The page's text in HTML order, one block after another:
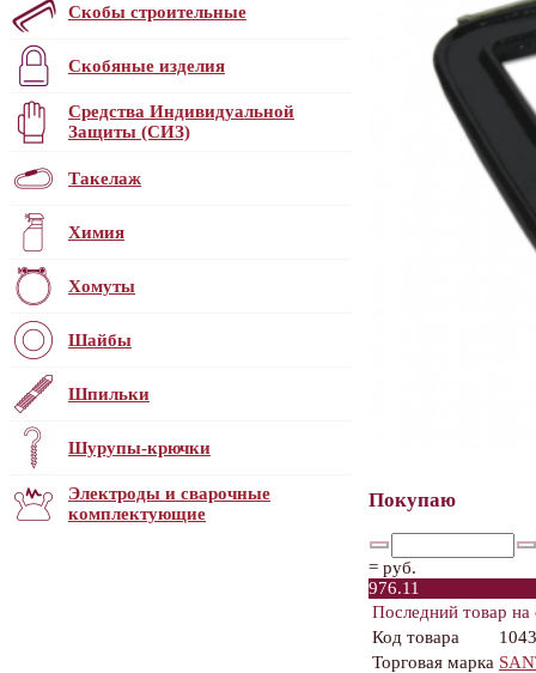
Скобы строительные
Скобяные изделия
Средства Индивидуальной
Защиты (СИЗ)
Такелаж
Химия
Хомуты
Шайбы
Шпильки
Шурупы-крючки
Электроды и сварочные
комплектующие
Покупаю
= руб.
976.11
Последний товар на
Код товара
Торговая марка